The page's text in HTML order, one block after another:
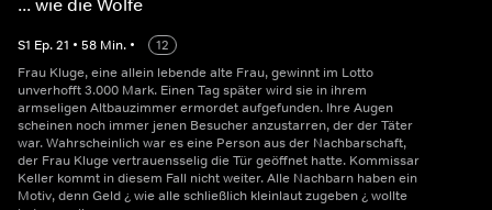
... wie die Wölfe
S1 Ep.21 • 58 Min. •
12
Frau Kluge, eine allein lebende alte Frau, gewinnt im Lotto
unverhofft 3.000 Mark. Einen Tag später wird sie in ihrem
armseligen Altbauzimmer ermordet aufgefunden. Ihre Augen
scheinen noch immer jenen Besucher anzustarren, der der Täter
war. Wahrscheinlich war es eine Person aus der Nachbarschaft,
der Frau Kluge vertrauensselig die Tür geöffnet hatte. Kommissar
Keller kommt in diesem Fall nicht weiter. Alle Nachbarn haben ein
Motiv, denn Geld ¿ wie alle schließlich kleinlaut zugeben ¿ wollte